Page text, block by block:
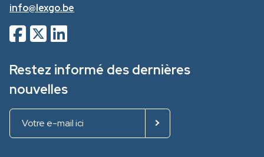
info@lexgo.be
Restez informé des dernières
nouvelles